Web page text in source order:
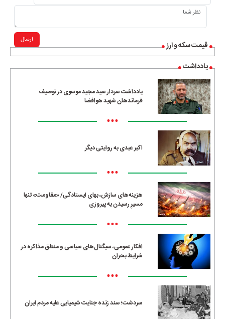
قیمت سکه و ارز
یادداشت
یادداشت سردار سید مجید موسوی در توصیف
فرماندهان شهید هوافضا
•••
اکبر عبدی به روایتی دیگر
•••
هزینه‌های سازش، بهای ایستادگی/ «مقاومت» تنها
مسیرِ رسیدن به پیروزی
•••
افکار عمومی، سیگنال‌های سیاسی و منطق مذاکره در
شرایط بحران
•••
سردشت؛ سند زنده جنایت شیمیایی علیه مردم ایران
ارسال